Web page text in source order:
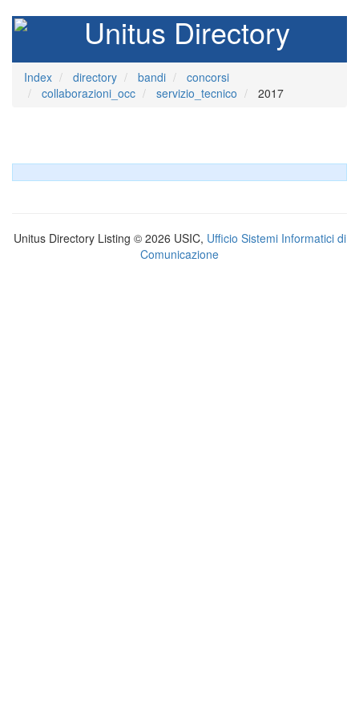
Unitus Directory
Index directory bandi
concorsi
collaborazioni_occ
servizio_tecnico 2017
Unitus Directory Listing © 2026 USIC, Ufficio Sistemi Informatici di
Comunicazione